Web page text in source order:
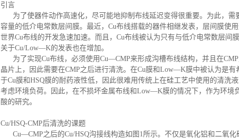
引言
为了使器件动作高速化，尽可能地抑制布线延迟变得很重要。为此，需
容量的低介电常数层间膜。最近，Cu布线搭载的器件相继发表，层间膜使
世界Cu布线的开发急速加速。而且，Cu布线被认为只有与低介电常数层间
关于Cu/Low―K的发表也在增加。
为了实现Cu布线，必须使用Cu―CMP来形成沟槽布线结构，并且在
晶片上，因此需要在CMP之后进行清洗。在Cu膜和Low―K膜中被认为是有
于Cu膜和HSQ膜的耐药液性低，因此很难用传统上在硅工艺中使用的清洗
考虑环境负荷。因此，在不损坏金属布线和Low―K膜的情况下，作为环境
酸的研究。
Cu/HSQ-CMP后清洗的课题
Cu―CMP之后的Cu/HSQ沟接线构造如图1所示。不仅是氧化铝和二氧化